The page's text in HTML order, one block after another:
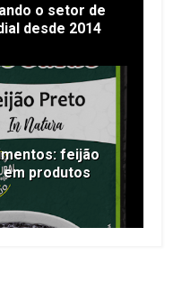
o setor de
desde 2014
feijão
em produtos